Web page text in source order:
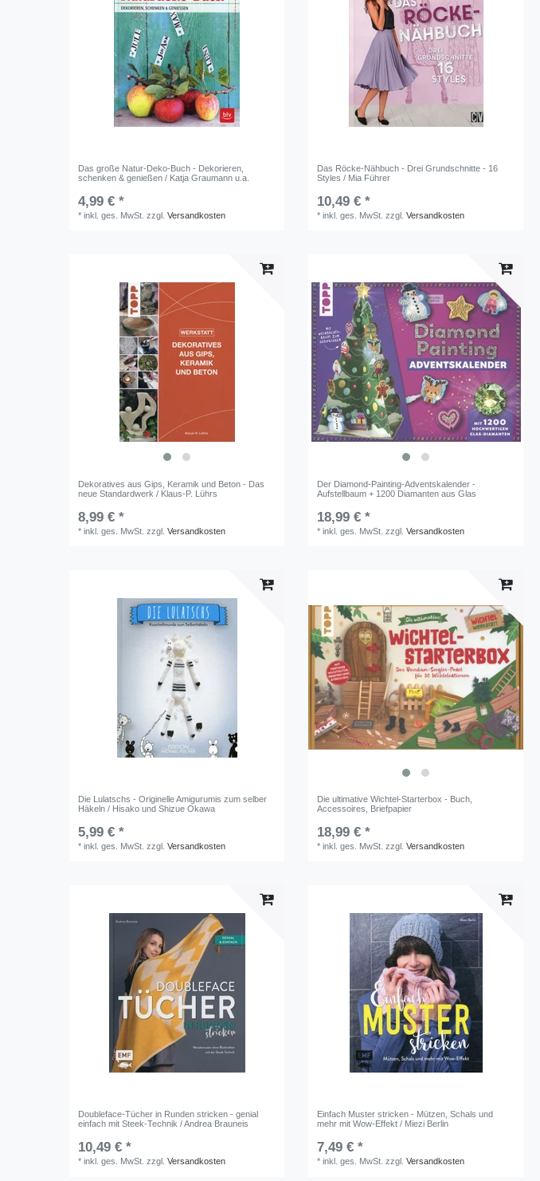
Das große Natur-Deko-Buch - Dekorieren,
schenken & genießen / Katja Graumann u.a.
4,99 € *
*inkl. ges. MwSt. zzgl.Versandkosten
Das Röcke-Nähbuch - Drei Grundschnitte - 16
Styles / Mia Führer
10,49 € *
*inkl. ges. MwSt. zzgl.Versandkosten
Dekoratives aus Gips, Keramik und Beton - Das
neue Standardwerk / Klaus-P. Lührs
8,99 € *
*inkl. ges. MwSt. zzgl.Versandkosten
Der Diamond-Painting-Adventskalender -
Aufstellbaum + 1200 Diamanten aus Glas
18,99 € *
*inkl. ges. MwSt. zzgl.Versandkosten
Die Lulatschs - Originelle Amigurumis zum selber
Häkeln / Hisako und Shizue Okawa
5,99 € *
*inkl. ges. MwSt. zzgl.Versandkosten
Die ultimative Wichtel-Starterbox - Buch,
Accessoires, Briefpapier
18,99 € *
*inkl. ges. MwSt. zzgl.Versandkosten
Doubleface-Tücher in Runden stricken - genial
einfach mit Steek-Technik / Andrea Brauneis
10,49 € *
*inkl. ges. MwSt. zzgl.Versandkosten
Einfach Muster stricken - Mützen, Schals und
mehr mit Wow-Effekt / Miezi Berlin
7,49 € *
*inkl. ges. MwSt. zzgl.Versandkosten